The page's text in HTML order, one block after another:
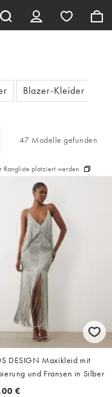
Blazer-Kleider
47 Modelle gefunden
Rangliste platziert werden
DESIGN Maxikleid mit
und Fransen in Silber
€